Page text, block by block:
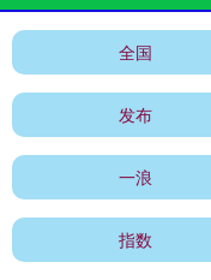
全国
发布
一浪
指数